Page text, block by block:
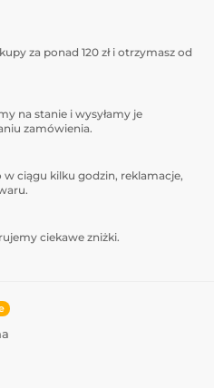
za ponad 120 zł i otrzymasz od
na stanie i wysyłamy je
zamówienia.
ciągu kilku godzin, reklamacje,
ciekawe zniżki.